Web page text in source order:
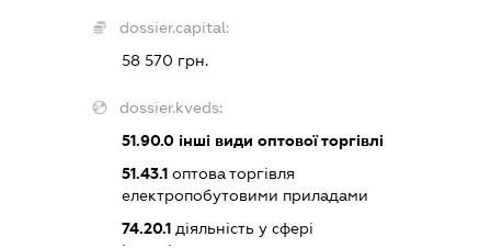
dossier.capital:
58 570 грн.
dossier.kveds:
51.90.0 інші види оптової торгівлі
51.43.1 оптова торгівля
електропобутовими приладами
74.20.1 діяльність у сфері